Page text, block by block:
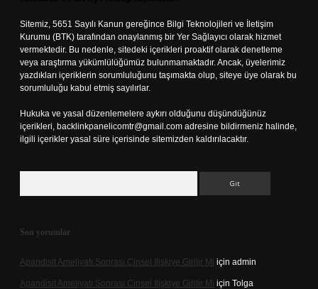
Sitemiz, 5651 Sayılı Kanun gereğince Bilgi Teknolojileri ve İletişim
Kurumu (BTK) tarafından onaylanmış bir Yer Sağlayıcı olarak hizmet
vermektedir. Bu nedenle, sitedeki içerikleri proaktif olarak denetleme
veya araştırma yükümlülüğümüz bulunmamaktadır. Ancak, üyelerimiz
yazdıkları içeriklerin sorumluluğunu taşımakta olup, siteye üye olarak bu
sorumluluğu kabul etmiş sayılırlar.
Hukuka ve yasal düzenlemelere aykırı olduğunu düşündüğünüz
içerikleri, backlinkpanelicomtr@gmail.com adresine bildirmeniz halinde,
ilgili içerikler yasal süre içerisinde sitemizden kaldırılacaktır.
Son yorumlar
Apandisit Ameliyatı Sonrası Cinsel Ilişkiye Girilir Mi için admin
Apandisit Ameliyatı Sonrası Cinsel Ilişkiye Girilir Mi için Tolga